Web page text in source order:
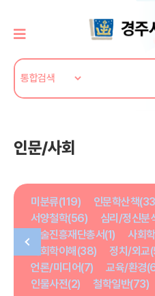
인문/사회
미분류(119) 인문학산책
서양철학(56)
심리/정신분
학술진흥재단총서(1)
사회
사회학이해(38)
정치/외교
언론/미디어(7)
교육/환경
인물사전(2)
철학일반(73)